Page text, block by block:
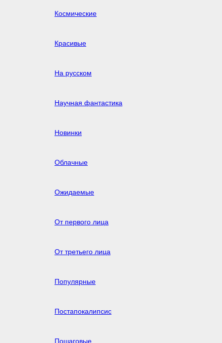
Космические
Красивые
На русском
Научная фантастика
Новинки
Облачные
Ожидаемые
От первого лица
От третьего лица
Популярные
Постапокалипсис
Пошаговые